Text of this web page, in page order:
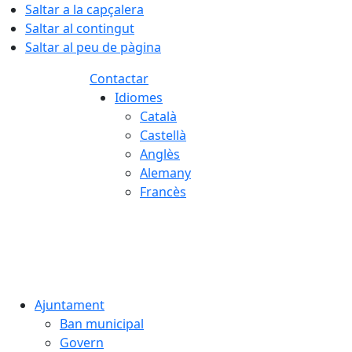
Saltar a la capçalera
Saltar al contingut
Saltar al peu de pàgina
Contactar
Idiomes
Català
Castellà
Anglès
Alemany
Francès
Ajuntament
Ban municipal
Govern